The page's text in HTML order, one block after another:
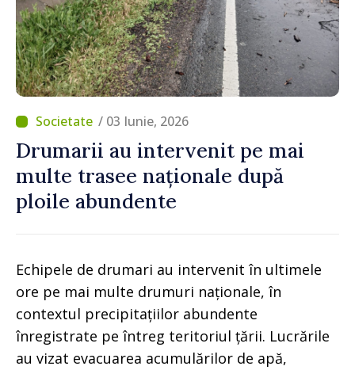
/ 03 Iunie, 2026
Drumarii au intervenit pe mai
multe trasee naționale după
ploile abundente
Echipele de drumari au intervenit în ultimele
ore pe mai multe drumuri naționale, în
contextul precipitațiilor abundente
înregistrate pe întreg teritoriul țării. Lucrările
au vizat evacuarea acumulărilor de apă,